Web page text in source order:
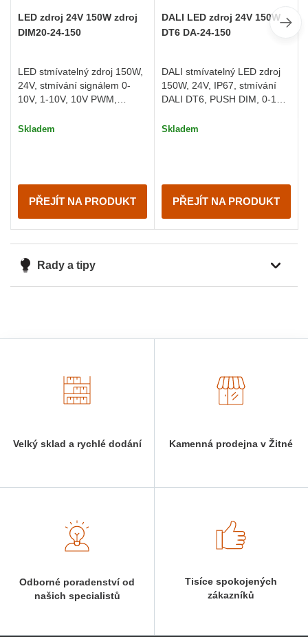
LED zdroj 24V 150W zdroj
DIM20-24-150
LED stmívatelný zdroj 150W,
24V, stmívání signálem 0-
10V, 1-10V, 10V PWM,
IP20
Skladem
PŘEJÍT NA PRODUKT
DALI LED zdroj 24V 150W
DT6 DA-24-150
DALI stmívatelný LED zdroj
150W, 24V, IP67, stmívání
DALI DT6, PUSH DIM, 0-10V,
100k Ohm)
Skladem
PŘEJÍT NA PRODUKT
Rady a tipy
Velký sklad a rychlé dodání Kamenná prodejna v Žitné
Odborné poradenství od
našich specialistů
Tisíce spokojených
zákazníků